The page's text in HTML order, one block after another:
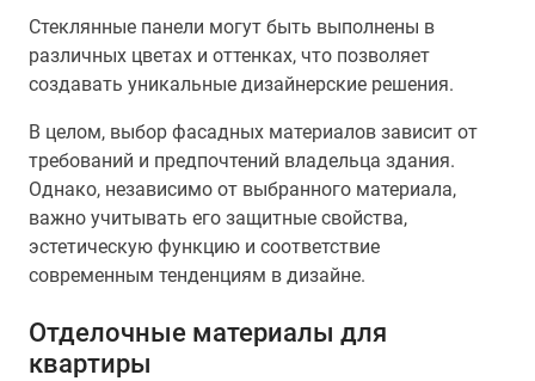
Стеклянные панели могут быть выполнены в
различных цветах и оттенках, что позволяет
создавать уникальные дизайнерские решения.
В целом, выбор фасадных материалов зависит от
требований и предпочтений владельца здания.
Однако, независимо от выбранного материала,
важно учитывать его защитные свойства,
эстетическую функцию и соответствие
современным тенденциям в дизайне.
Отделочные материалы для
квартиры